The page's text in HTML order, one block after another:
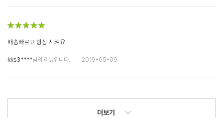
배송빠르고 항상 시켜요
kks3****님의 리뷰입니다. 2019-05-09
더보기